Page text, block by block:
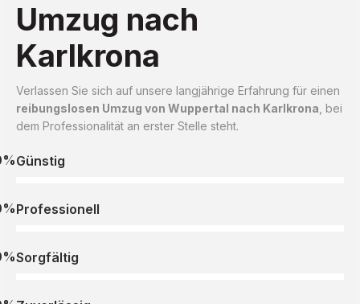
Umzug nach
Karlkrona
Verlassen Sie sich auf unsere langjährige Erfahrung für einen
reibungslosen Umzug von Wuppertal nach Karlkrona , bei
dem Professionalität an erster Stelle steht.
Günstig
Professionell
Sorgfältig